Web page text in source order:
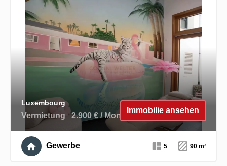
Luxembourg
Vermietung 2.900 € / Monat
Immobilie ansehen
Gewerbe 5 90 m²